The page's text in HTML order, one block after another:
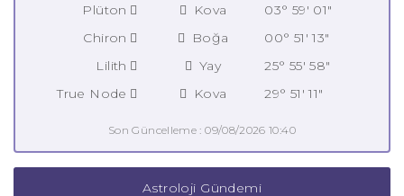
Plüton
Kova
03° 59' 01"
Chiron
Boğa
00° 51' 13"
Lilith
Yay
25° 55' 58"
True Node
Kova 29° 51' 11"
Son Güncelleme : 09/08/2026 10:40
Astroloji Gündemi